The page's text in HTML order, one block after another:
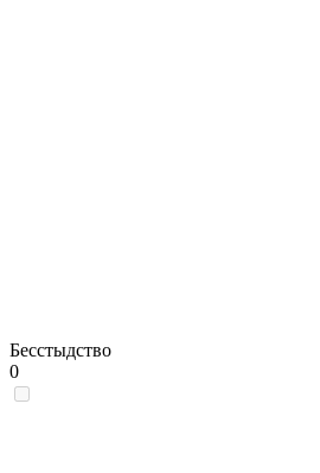
Бесстыдство
0